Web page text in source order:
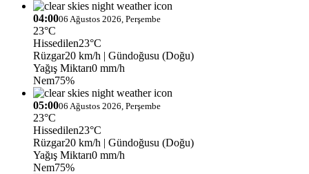
04:0006 Ağustos 2026, Perşembe
23°C
Hissedilen23°C
Rüzgar20 km/h | Gündoğusu (Doğu)
Yağış Miktarı0 mm/h
Nem75%
05:0006 Ağustos 2026, Perşembe
23°C
Hissedilen23°C
Rüzgar20 km/h | Gündoğusu (Doğu)
Yağış Miktarı0 mm/h
Nem75%